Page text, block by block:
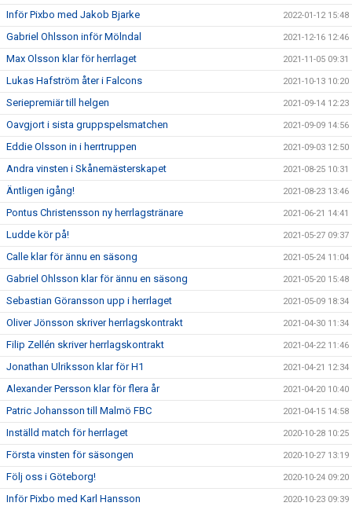
Inför Pixbo med Jakob Bjarke 2022-01-12 15:48
Gabriel Ohlsson inför Mölndal 2021-12-16 12:46
Max Olsson klar för herrlaget 2021-11-05 09:31
Lukas Hafström åter i Falcons 2021-10-13 10:20
Seriepremiär till helgen 2021-09-14 12:23
Oavgjort i sista gruppspelsmatchen 2021-09-09 14:56
Eddie Olsson in i herrtruppen 2021-09-03 12:50
Andra vinsten i Skånemästerskapet 2021-08-25 10:31
Äntligen igång! 2021-08-23 13:46
Pontus Christensson ny herrlagstränare 2021-06-21 14:41
Ludde kör på! 2021-05-27 09:37
Calle klar för ännu en säsong 2021-05-24 11:04
Gabriel Ohlsson klar för ännu en säsong 2021-05-20 15:48
Sebastian Göransson upp i herrlaget 2021-05-09 18:34
Oliver Jönsson skriver herrlagskontrakt 2021-04-30 11:34
Filip Zellén skriver herrlagskontrakt 2021-04-22 11:46
Jonathan Ulriksson klar för H1 2021-04-21 12:34
Alexander Persson klar för flera år 2021-04-20 10:40
Patric Johansson till Malmö FBC 2021-04-15 14:58
Inställd match för herrlaget 2020-10-28 10:25
Första vinsten för säsongen 2020-10-27 13:19
Följ oss i Göteborg! 2020-10-24 09:20
Inför Pixbo med Karl Hansson 2020-10-23 09:39